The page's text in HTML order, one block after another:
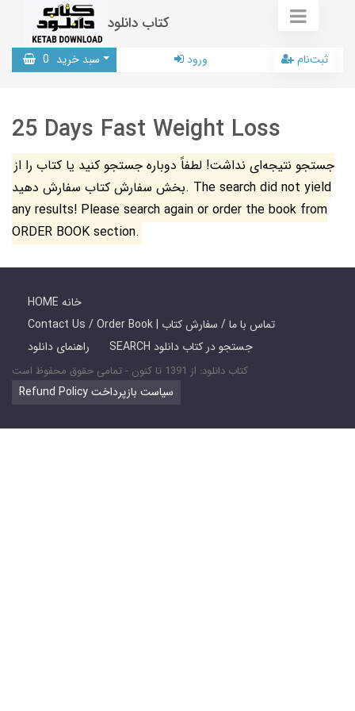
کتاب دانلود
سبد خرید 0 ورود ثبت‌نام
25 Days Fast Weight Loss
جستجو نتیجه‌ای نداشت! لطفاً دوباره جستجو کنید یا کتاب را از
بخش سفارش کتاب سفارش دهید. The search did not yield
any results! Please search again or order the book from
ORDER BOOK section.
HOME خانه
Contact Us / Order Book | تماس با ما / سفارش کتاب
راهنمای دانلود
SEARCH جستجو در کتاب دانلود
کتاب دانلود: از 1391 تا کنون - تمامی حقوق محفوظ است
Refund Policy سیاست بازپرداخت